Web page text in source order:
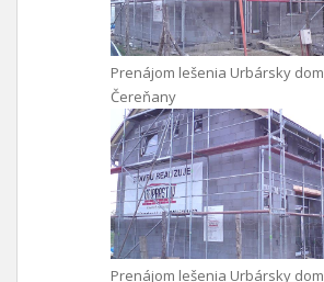
Prenájom lešenia Urbársky dom
Čereňany
Prenájom lešenia Urbársky dom